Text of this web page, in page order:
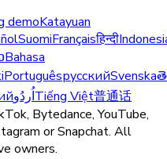
demoKatayuan
SuomiFrançaisहिन्दी
Bahasa
PortuguêsрусскийSvenska
اُردُوTiếng Việt普通话
Bytedance, YouTube,
or Snapchat. All
owners.